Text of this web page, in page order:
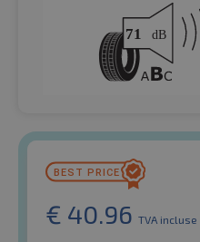
€ 40.96 TVA incluse